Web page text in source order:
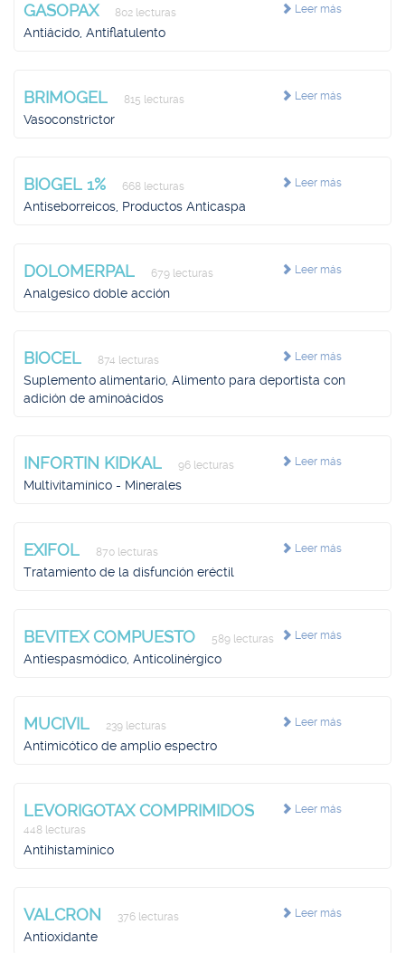
Leer más
GASOPAX 802 lecturas
Antiácido, Antiflatulento
Leer más
BRIMOGEL 815 lecturas
Vasoconstrictor
Leer más
BIOGEL 1% 668 lecturas
Antiseborreicos, Productos Anticaspa
Leer más
DOLOMERPAL 679 lecturas
Analgesico doble acción
Leer más
BIOCEL 874 lecturas
Suplemento alimentario, Alimento para deportista con
adición de aminoácidos
Leer más
INFORTIN KIDKAL 96 lecturas
Multivitamínico - Minerales
Leer más
EXIFOL 870 lecturas
Tratamiento de la disfunción eréctil
Leer más
BEVITEX COMPUESTO 589 lecturas
Antiespasmódico, Anticolinérgico
Leer más
MUCIVIL 239 lecturas
Antimicótico de amplio espectro
Leer más
LEVORIGOTAX COMPRIMIDOS
448 lecturas
Antihistamínico
Leer más
VALCRON 376 lecturas
Antioxidante